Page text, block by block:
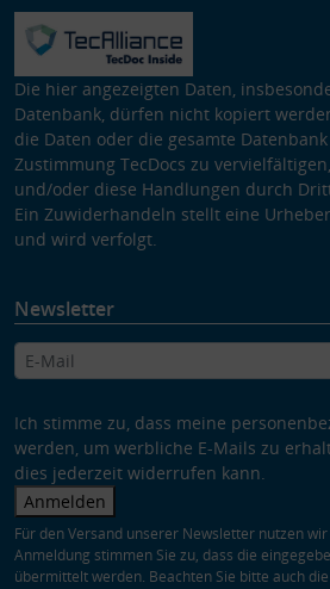
Die hier angezeigten Daten,
Datenbank, dürfen nicht kopiert
die Daten oder die gesamte
Zustimmung TecDocs zu
und/oder diese Handlungen durch
Ein Zuwiderhandeln stellt eine
und wird verfolgt.
Newsletter
Ich stimme zu, dass meine
werden, um werbliche E-Mails zu
dies jederzeit widerrufen kann.
Anmelden
Für den Versand unserer Newsletter nutzen
Anmeldung stimmen Sie zu, dass die
übermittelt werden. Beachten Sie bitte auch die